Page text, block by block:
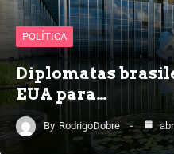
POLÍTICA
Diplomatas
EUA para…
By RodrigoDobre